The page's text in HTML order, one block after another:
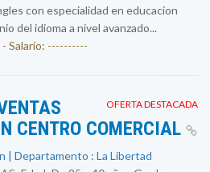
con especialidad en educacion
del idioma a nivel avanzado...
Salario: ----------
OFERTA DESTACADA
CENTRO COMERCIAL
| Departamento : La Libertad